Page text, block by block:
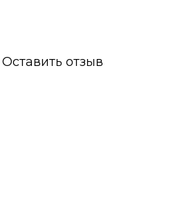
Оставить отзыв